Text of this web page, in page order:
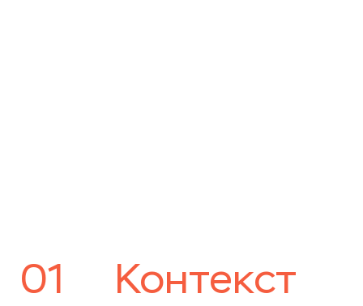
01 Контекст